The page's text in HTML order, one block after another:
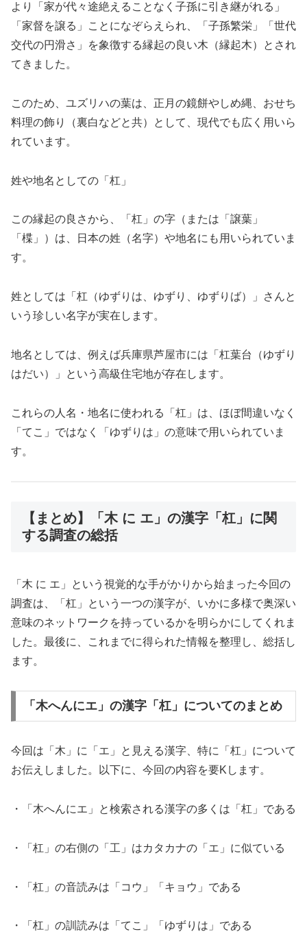
より「家が代々途絶えることなく子孫に引き継がれる」
「家督を譲る」ことになぞらえられ、「子孫繁栄」「世代
交代の円滑さ」を象徴する縁起の良い木（縁起木）とされ
てきました。
このため、ユズリハの葉は、正月の鏡餅やしめ縄、おせち
料理の飾り（裏白などと共）として、現代でも広く用いら
れています。
姓や地名としての「杠」
この縁起の良さから、「杠」の字（または「譲葉」
「楪」）は、日本の姓（名字）や地名にも用いられていま
す。
姓としては「杠（ゆずりは、ゆずり、ゆずりば）」さんと
いう珍しい名字が実在します。
地名としては、例えば兵庫県芦屋市には「杠葉台（ゆずり
はだい）」という高級住宅地が存在します。
これらの人名・地名に使われる「杠」は、ほぼ間違いなく
「てこ」ではなく「ゆずりは」の意味で用いられていま
す。
【まとめ】「木 に エ」の漢字「杠」に関
する調査の総括
「木 に エ」という視覚的な手がかりから始まった今回の
調査は、「杠」という一つの漢字が、いかに多様で奥深い
意味のネットワークを持っているかを明らかにしてくれま
した。最後に、これまでに得られた情報を整理し、総括し
ます。
「木へんにエ」の漢字「杠」についてのまとめ
今回は「木」に「エ」と見える漢字、特に「杠」について
お伝えしました。以下に、今回の内容を要Kします。
・「木へんにエ」と検索される漢字の多くは「杠」である
・「杠」の右側の「工」はカタカナの「エ」に似ている
・「杠」の音読みは「コウ」「キョウ」である
・「杠」の訓読みは「てこ」「ゆずりは」である